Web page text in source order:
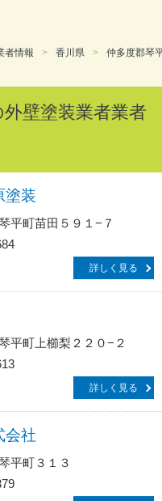
者情報 香川県 仲多度郡琴
壁塗装業者業者
塗装
平町苗田５９１−７
詳しく見る
平町上櫛梨２２０−２
詳しく見る
会社
平町３１３